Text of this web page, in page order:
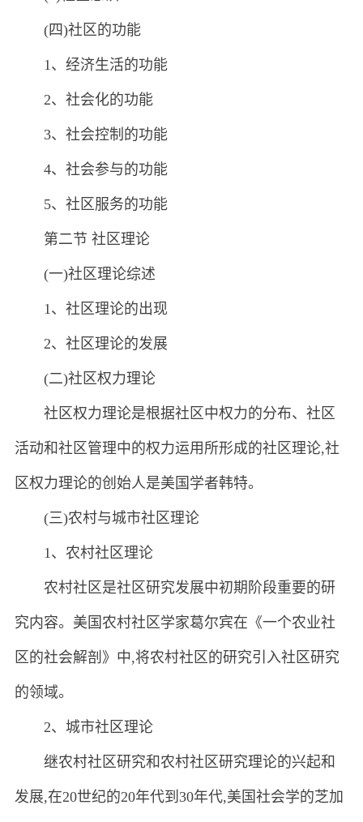
(四)社区的功能
1、经济生活的功能
2、社会化的功能
3、社会控制的功能
4、社会参与的功能
5、社区服务的功能
第二节 社区理论
(一)社区理论综述
1、社区理论的出现
2、社区理论的发展
(二)社区权力理论
社区权力理论是根据社区中权力的分布、社区
活动和社区管理中的权力运用所形成的社区理论,社
区权力理论的创始人是美国学者韩特。
(三)农村与城市社区理论
1、农村社区理论
农村社区是社区研究发展中初期阶段重要的研
究内容。美国农村社区学家葛尔宾在《一个农业社
区的社会解剖》中,将农村社区的研究引入社区研究
的领域。
2、城市社区理论
继农村社区研究和农村社区研究理论的兴起和
发展,在20世纪的20年代到30年代,美国社会学的芝加